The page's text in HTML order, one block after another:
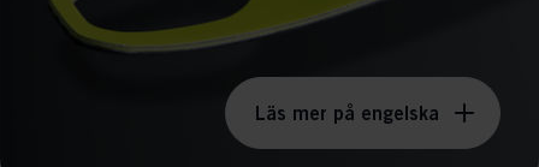
Läs mer på engelska